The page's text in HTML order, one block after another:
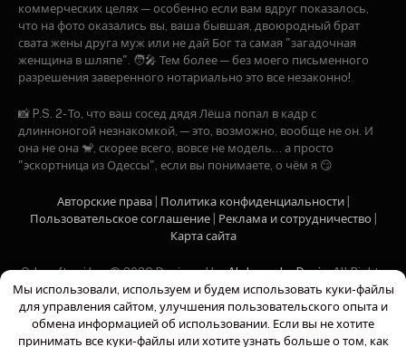
коммерческих целях — особенно если вам вдруг показалось,
что на фото оказались вы, ваша бывшая, двоюродный брат
свата жены друга муж или не дай Бог та самая "загадочная
женщина в шляпе". 🧑‍🎤 Тем более — без моего письменного
разрешения заверенного нотариально это все незаконно!
📸 P.S. 2- То, что ваш сосед дядя Лёша попал в кадр с
длинноногой незнакомкой, — это, возможно, вообще не он. И
она не она 🐒, скорее всего, вовсе не модель… а просто
"эскортница из Одессы", если вы понимаете, о чём я 😏
Авторские права| Политика конфиденциальности|
Пользовательское соглашение| Рекламa и сотрудничество
Карта сайта
Odesoftami Inc. © 2026 Designed byAlekseenko Denis. All Rights
Reserved
Мы использовали, используем и будем использовать куки-файлы
для управления сайтом, улучшения пользовательского опыта и
обмена информацией об использовании. Если вы не хотите
принимать все куки-файлы или хотите узнать больше о том, как